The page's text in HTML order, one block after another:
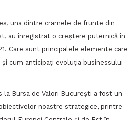
una dintre cramele de frunte din
au înregistrat o creștere puternică în
Care sunt principalele elemente care
cum anticipați evoluția businessului
la Bursa de Valori Bucureşti a fost un
noastre strategice, printre